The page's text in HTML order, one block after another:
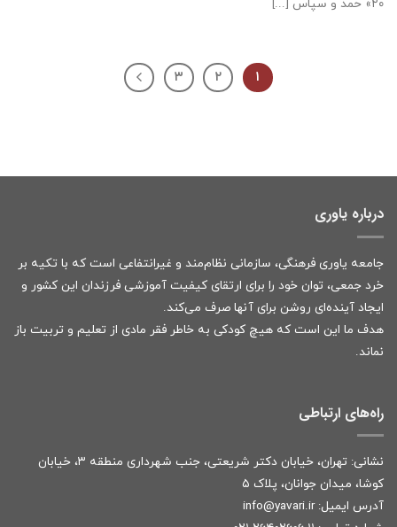
۲۰» حمد و سپاس [...]
۱ ۲ ۳
درباره یاوری
جامعه یاوری فرهنگی، سازمانی نظام‌مند و غیرانتفاعی است که با تکیه بر
خرد جمعی، توان خود را برای ارتقای کیفیت آموزشی فرزندان این کشور و
ایجاد آینده‌ای روشن برای آنها صرف می‌کند.
هدف ما این است که هیچ کودکی به خاطر فقر مادی از تعلیم و تربیت باز
نماند.
راه‌های ارتباطی
نشانی: تهران، خیابان دکتر شریعتی، جنب شهرداری منطقه ۳، خیابان
کوشا، میدان جوانان، پلاک ۵
آدرس ایمیل: info@yavari.ir